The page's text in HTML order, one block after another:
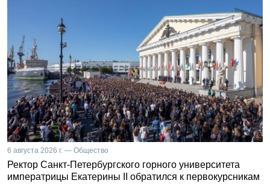
6 августа 2026 г. — Общество
Ректор Санкт-Петербургского горного университета
императрицы Екатерины II обратился к первокурсникам